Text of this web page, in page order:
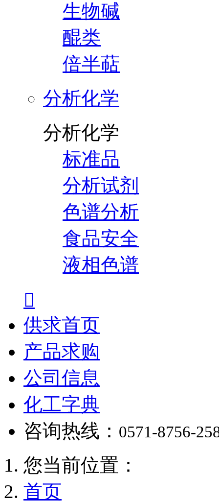
生物碱
醌类
倍半萜
分析化学
分析化学
标准品
分析试剂
色谱分析
食品安全
液相色谱

供求首页
产品求购
公司信息
化工字典
咨询热线： 0571-8756-
您当前位置：
首页